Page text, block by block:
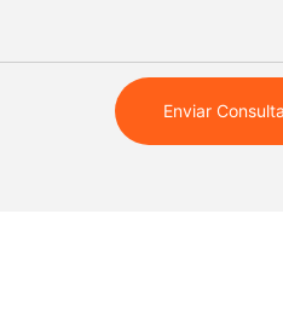
Enviar